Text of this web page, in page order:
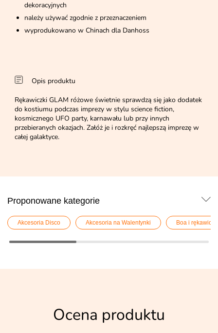
dekoracyjnych
należy używać zgodnie z przeznaczeniem
wyprodukowano w Chinach dla Danhoss
Opis produktu
Rękawiczki GLAM różowe świetnie sprawdzą się jako dodatek
do kostiumu podczas imprezy w stylu science fiction,
kosmicznego UFO party, karnawału lub przy innych
przebieranych okazjach. Załóż je i rozkręć najlepszą imprezę w
całej galaktyce.
Proponowane kategorie
Akcesoria Disco Akcesoria na Walentynki Boa i
Ocena produktu